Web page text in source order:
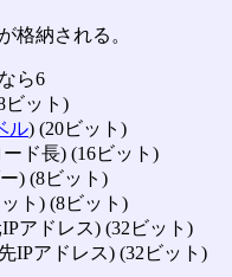
格納される。
ら6
ビット)
ル) (20ビット)
ード長) (16ビット)
) (8ビット)
ト) (8ビット)
IPアドレス) (32ビット)
IPアドレス) (32ビット)